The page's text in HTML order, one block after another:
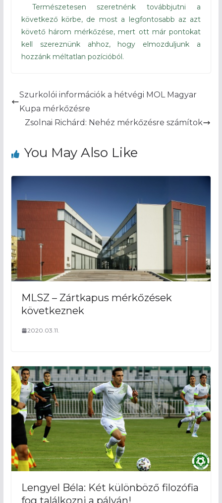
Természetesen szeretnénk továbbjutni a
következő körbe, de most a legfontosabb az azt
követő három mérkőzése, mert ott már pontokat
kell szereznünk ahhoz, hogy elmozduljunk a
hozzánk méltatlan pozícióból.
Szurkolói információk a hétvégi MOL Magyar
Kupa mérkőzésre
Zsolnai Richárd: Nehéz mérkőzésre számítok
You May Also Like
MLSZ – Zártkapus mérkőzések
következnek
2020.03.11.
Lengyel Béla: Két különböző filozófia